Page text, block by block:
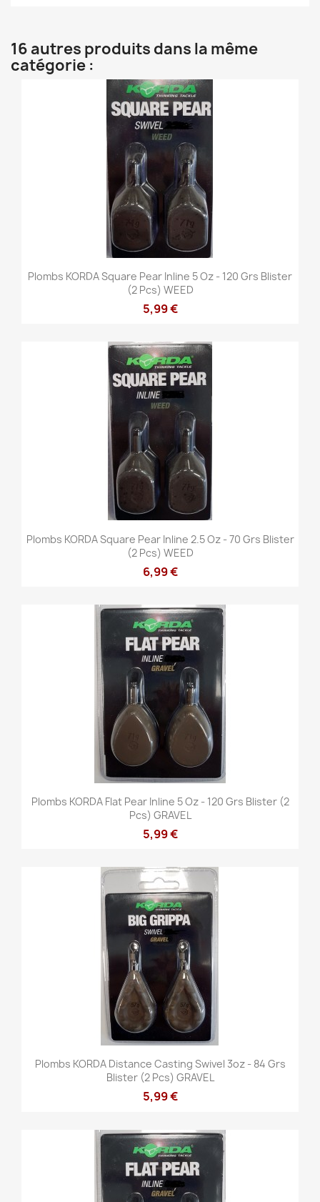
16 autres produits dans la même
catégorie :
Plombs KORDA Square Pear Inline 5 Oz - 120 Grs Blister
(2 Pcs) WEED
5,99 €
Plombs KORDA Square Pear Inline 2.5 Oz - 70 Grs Blister
(2 Pcs) WEED
6,99 €
Plombs KORDA Flat Pear Inline 5 Oz - 120 Grs Blister (2
Pcs) GRAVEL
5,99 €
Plombs KORDA Distance Casting Swivel 3oz - 84 Grs
Blister (2 Pcs) GRAVEL
5,99 €